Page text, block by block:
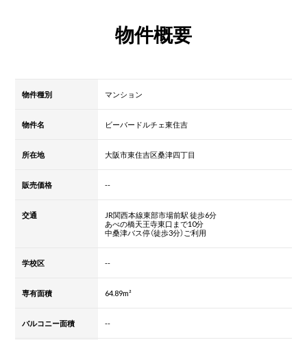
物件概要
物件種別 マンション
物件名 ビーバードルチェ東住吉
所在地 大阪市東住吉区桑津四丁目
販売価格 --
交通 JR関西本線東部市場前駅 徒歩6分
あべの橋天王寺東口まで10分
中桑津バス停（徒歩3分）ご利用
学校区 --
専有面積 64.89m²
バルコニー面積 --